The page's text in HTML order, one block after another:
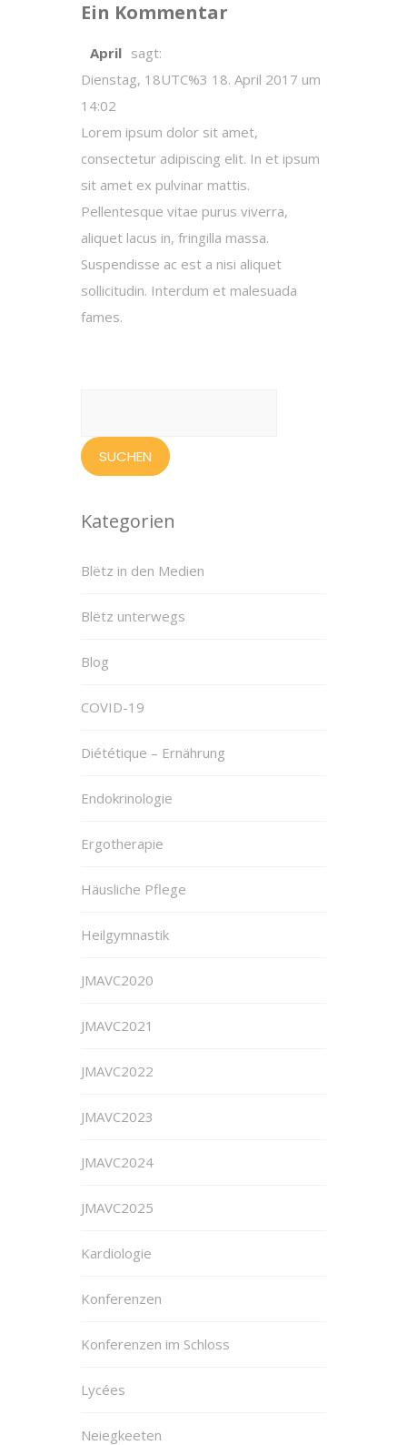
Ein Kommentar
April sagt:
Dienstag, 18UTC%3 18. April 2017 um
14:02
Lorem ipsum dolor sit amet,
consectetur adipiscing elit. In et ipsum
sit amet ex pulvinar mattis.
Pellentesque vitae purus viverra,
aliquet lacus in, fringilla massa.
Suspendisse ac est a nisi aliquet
sollicitudin. Interdum et malesuada
fames.
Kategorien
Blëtz in den Medien
Blëtz unterwegs
Blog
COVID-19
Diététique – Ernährung
Endokrinologie
Ergotherapie
Häusliche Pflege
Heilgymnastik
JMAVC2020
JMAVC2021
JMAVC2022
JMAVC2023
JMAVC2024
JMAVC2025
Kardiologie
Konferenzen
Konferenzen im Schloss
Lycées
Neiegkeeten